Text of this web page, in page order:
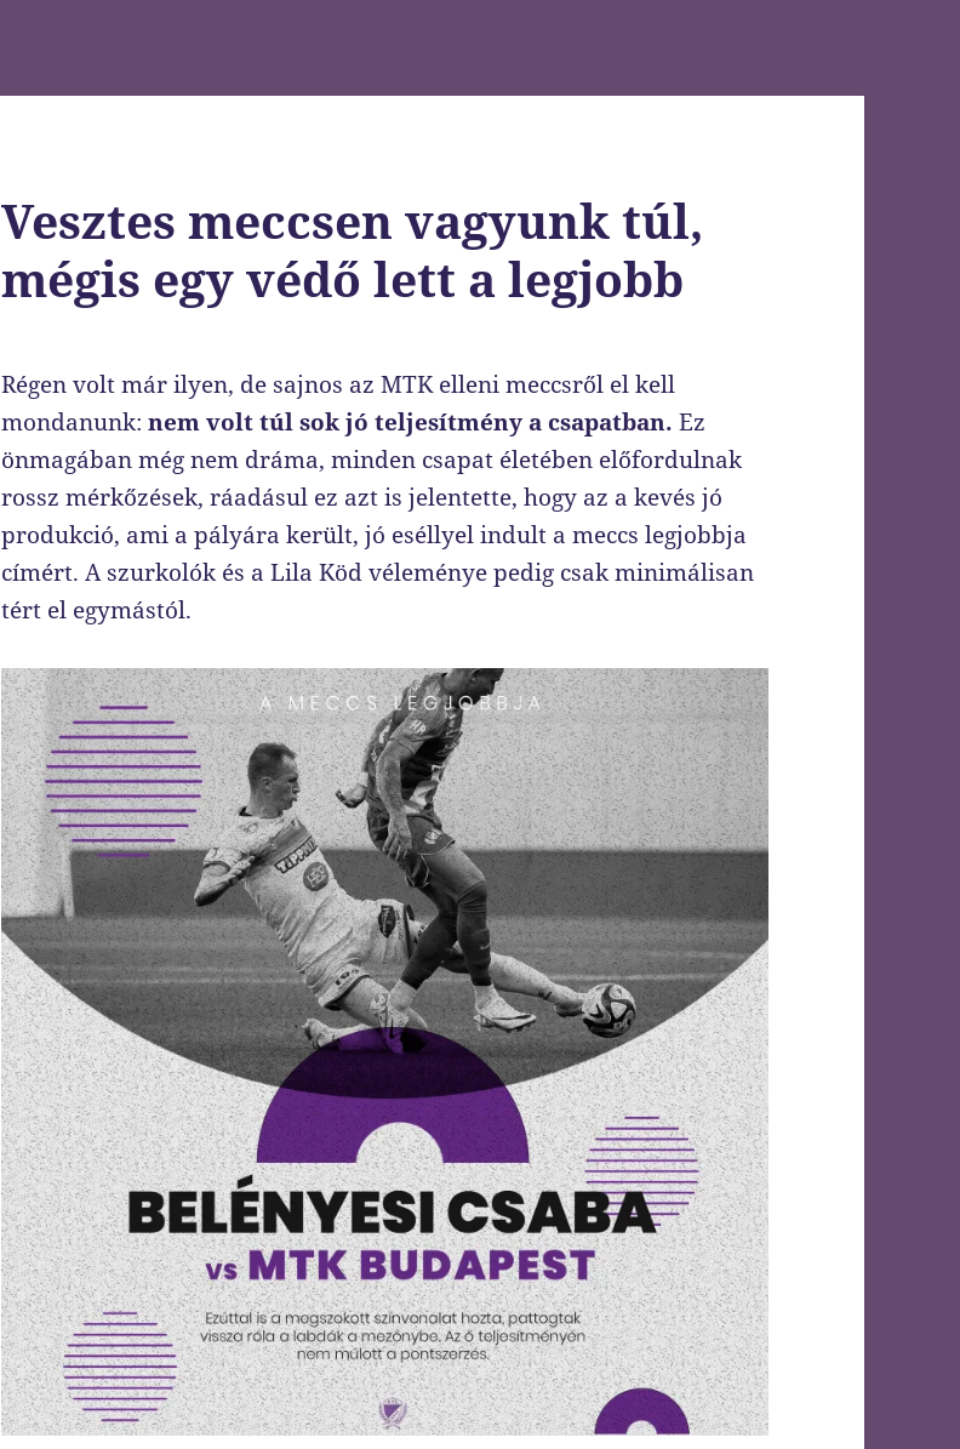
Vesztes meccsen vagyunk túl,
mégis egy védő lett a legjobb
Régen volt már ilyen, de sajnos az MTK elleni meccsről el kell
mondanunk:nem volt túl sok jó teljesítmény a csapatban. Ez
önmagában még nem dráma, minden csapat életében előfordulnak
rossz mérkőzések, ráadásul ez azt is jelentette, hogy az a kevés jó
produkció, ami a pályára került, jó eséllyel indult a meccs legjobbja
címért. A szurkolók és a Lila Köd véleménye pedig csak minimálisan
tért el egymástól.